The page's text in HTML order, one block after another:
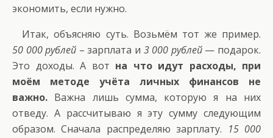
экономить, если нужно.
Итак, объясняю суть. Возьмём тот же пример.
50 000 рублей – зарплата и 3 000 рублей— подарок.
Это доходы. А вот на что идут расходы, при
моём методе учёта личных финансов не
важно. Важна лишь сумма, которую я на них
отведу. А рассчитываю я эту сумму следующим
образом. Сначала распределяю зарплату. 15 000